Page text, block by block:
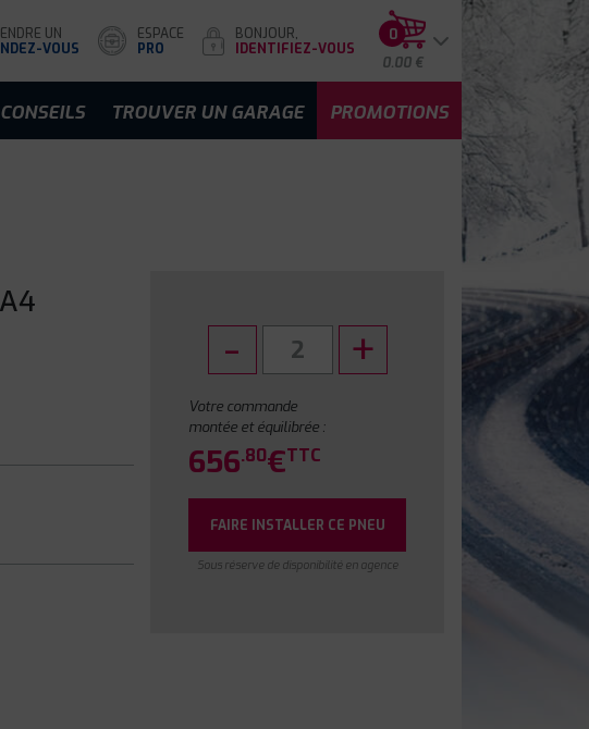
UN
VOUS
ESPACE
PRO
BONJOUR,
IDENTIFIEZ-VOUS
0
0.00 €
CONSEILS TROUVER UN GARAGE PROMOTIONS
Votre commande
montée et équilibrée :
656.80€TTC
FAIRE INSTALLER CE PNEU
Sous réserve de disponibilité en agence